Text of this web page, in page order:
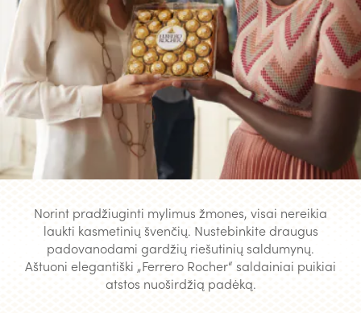
Norint pradžiuginti mylimus žmones, visai nereikia
laukti kasmetinių švenčių. Nustebinkite draugus
padovanodami gardžių riešutinių saldumynų.
Aštuoni elegantiški „Ferrero Rocher“ saldainiai puikiai
atstos nuoširdžią padėką.